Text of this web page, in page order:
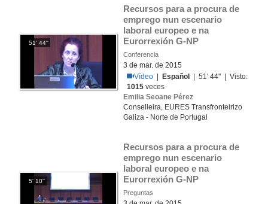
51' 44''
Recursos para a procura de
emprego nun escenario
laboral europeo e na
Eurorrexión G-NP
Conferencia
3 de mar. de 2015
Vídeo
Español
| 51' 44'' | Visto:
1015 veces
Emilia Seoane Pérez
Conselleira, EURES Transfronteirizo
Galiza - Norte de Portugal
5' 10''
Recursos para a procura de
emprego nun escenario
laboral europeo e na
Eurorrexión G-NP
Preguntas